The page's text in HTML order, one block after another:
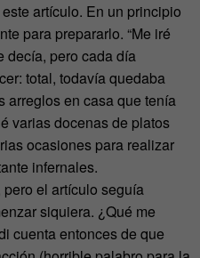
artículo. En un principio
para prepararlo. “Me iré
decía, pero cada día
total, todavía quedaba
arreglos en casa que tenía
varias docenas de platos
ocasiones para realizar
infernales.
el artículo seguía
siquiera. ¿Qué me
cuenta entonces de que